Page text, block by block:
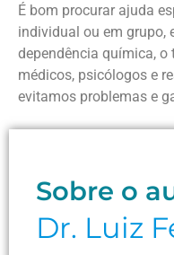
É bom procurar ajuda
individual ou em grupo,
dependência química, o
médicos, psicólogos e
evitamos problemas e
Sobre o
Dr. Luiz